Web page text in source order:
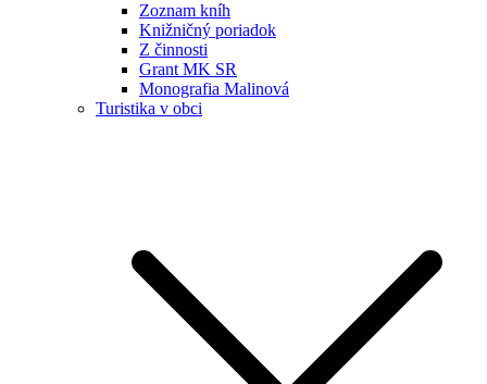
Zoznam kníh
Knižničný poriadok
Z činnosti
Grant MK SR
Monografia Malinová
Turistika v obci